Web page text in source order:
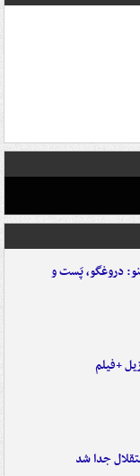
دروغگو، پَست‌ و
+فیلم
جدا شد